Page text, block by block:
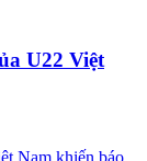
U22 Việt
Nam khiến báo